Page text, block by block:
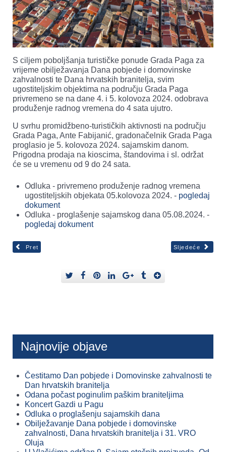
S ciljem poboljšanja turističke ponude Grada Paga za
vrijeme obilježavanja Dana pobjede i domovinske
zahvalnosti te Dana hrvatskih branitelja, svim
ugostiteljskim objektima na području Grada Paga
privremeno se na dane 4. i 5. kolovoza 2024. odobrava
produženje radnog vremena do 4 sata ujutro.
U svrhu promidžbeno-turističkih aktivnosti na području
Grada Paga, Ante Fabijanić, gradonačelnik Grada Paga
proglasio je 5. kolovoza 2024. sajamskim danom.
Prigodna prodaja na kioscima, štandovima i sl. održat
će se u vremenu od 9 do 24 sata.
Odluka - privremeno produženje radnog vremena
ugostiteljskih objekata 05.kolovoza 2024. - pogledaj
dokument
Odluka - proglašenje sajamskog dana 05.08.2024. -
pogledaj dokument
Pret Sljedeće
Najnovije objave
Čestitamo Dan pobjede i Domovinske zahvalnosti te
Dan hrvatskih branitelja
Odana počast poginulim paškim braniteljima
Koncert Gazdi u Pagu
Odluka o proglašenju sajamskih dana
Obilježavanje Dana pobjede i domovinske
zahvalnosti, Dana hrvatskih branitelja i 31. VRO
Oluja